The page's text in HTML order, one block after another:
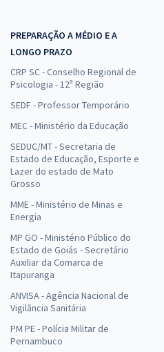
PREPARAÇÃO A MÉDIO E A
LONGO PRAZO
CRP SC - Conselho Regional de
Psicologia - 12ª Região
SEDF - Professor Temporário
MEC - Ministério da Educação
SEDUC/MT - Secretaria de
Estado de Educação, Esporte e
Lazer do estado de Mato
Grosso
MME - Ministério de Minas e
Energia
MP GO - Ministério Público do
Estado de Goiás - Secretário
Auxiliar da Comarca de
Itapuranga
ANVISA - Agência Nacional de
Vigilância Sanitária
PM PE - Polícia Militar de
Pernambuco